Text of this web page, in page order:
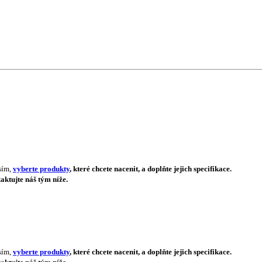
vyberte produkty, které chcete nacenit, a doplňte jejich specifikace.
náš tým níže.
vyberte produkty, které chcete nacenit, a doplňte jejich specifikace.